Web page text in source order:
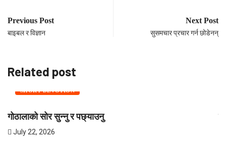
Previous Post
बाइबल र विज्ञान
Next Post
सुसमचार प्रचार गर्न छोडेनन्
Related post
SHORT DEVOTION
गोठालाको सोर सुन्नु र पछ्याउनु
July 22, 2026